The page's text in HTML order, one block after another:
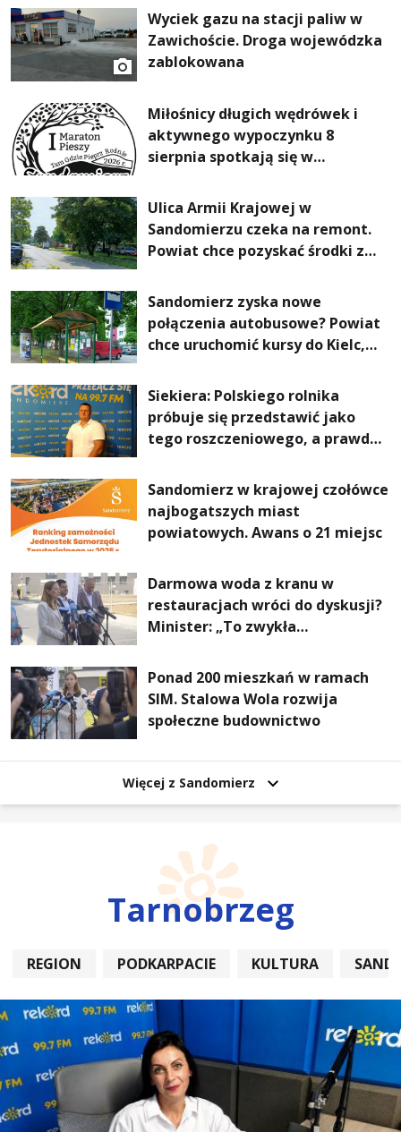
Wyciek gazu na stacji paliw w
Zawichoście. Droga wojewódzka
zablokowana
Miłośnicy długich wędrówek i
aktywnego wypoczynku 8
sierpnia spotkają się w
Pieszym „Tam Gdzie Pieprz
Rośnie”
Ulica Armii Krajowej w
Sandomierzu czeka na remont.
Powiat chce pozyskać środki z
Dróg
Sandomierz zyska nowe
połączenia autobusowe? Powiat
chce uruchomić kursy do Kielc,
Siekiera: Polskiego rolnika
próbuje się przedstawić jako
tego roszczeniowego, a prawda
Sandomierz w krajowej czołówce
najbogatszych miast
powiatowych. Awans o 21 miejsc
Darmowa woda z kranu w
restauracjach wróci do dyskusji?
Minister: „To zwykła
Ponad 200 mieszkań w ramach
SIM. Stalowa Wola rozwija
społeczne budownictwo
Więcej z Sandomierz
Tarnobrzeg
REGION PODKARPACIE KULTURA